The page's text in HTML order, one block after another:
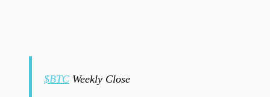
$BTC Weekly Close